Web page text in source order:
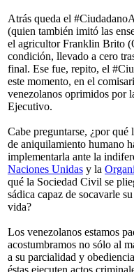
Atrás queda el
(quien también imitó las
el agricultor Franklin Brito
condición, llevado a cero
final. Ese fue, repito, el
este momento, en el
venezolanos oprimidos por
Ejecutivo.
Cabe preguntarse, ¿por qué
de aniquilamiento humano
implementarla ante la
Naciones Unidas y la
qué la Sociedad Civil se
sádica capaz de socavarle
vida?
Los venezolanos estamos
acostumbramos no sólo al
a su parcialidad y
éstas ejecuten actos